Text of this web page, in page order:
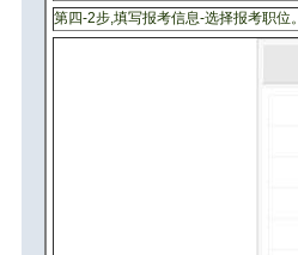
第四-2步,填写报考信息-选择报考职位。